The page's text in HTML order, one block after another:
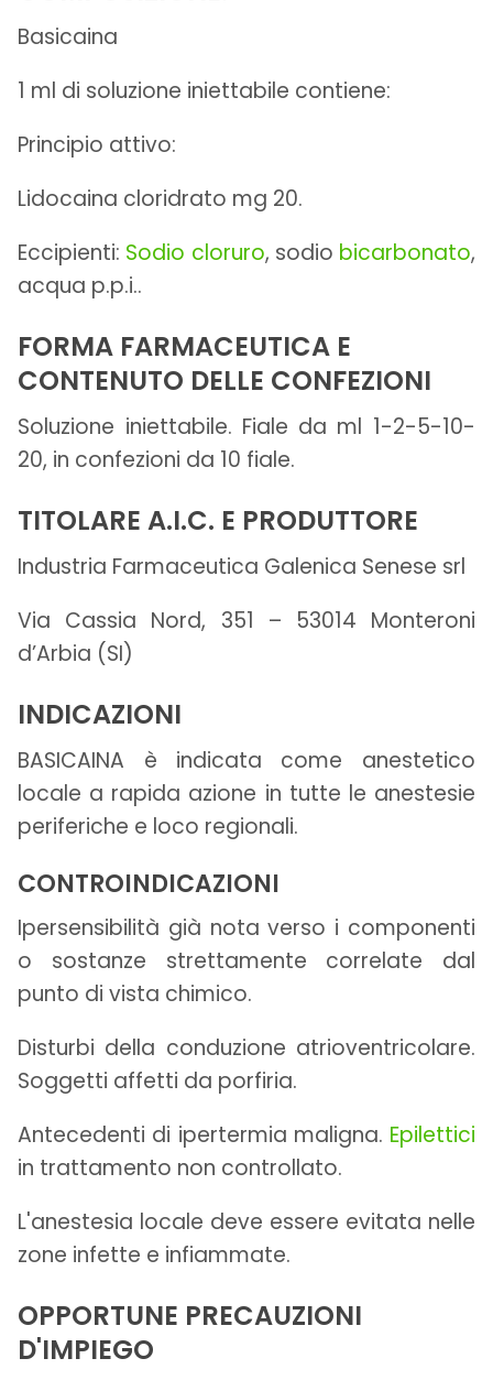
Basicaina
1 ml di soluzione iniettabile contiene:
Principio attivo:
Lidocaina cloridrato mg 20.
Eccipienti: Sodio cloruro, sodio bicarbonato,
acqua p.p.i..
FORMA FARMACEUTICA E
CONTENUTO DELLE CONFEZIONI
Soluzione iniettabile. Fiale da ml 1-2-5-10-
20, in confezioni da 10 fiale.
TITOLARE A.I.C. E PRODUTTORE
Industria Farmaceutica Galenica Senese srl
Via Cassia Nord, 351 – 53014 Monteroni
d’Arbia (SI)
INDICAZIONI
BASICAINA è indicata come anestetico
locale a rapida azione in tutte le anestesie
periferiche e loco regionali.
CONTROINDICAZIONI
Ipersensibilità già nota verso i componenti
o sostanze strettamente correlate dal
punto di vista chimico.
Disturbi della conduzione atrioventricolare.
Soggetti affetti da porfiria.
Antecedenti di ipertermia maligna. Epilettici
in trattamento non controllato.
L'anestesia locale deve essere evitata nelle
zone infette e infiammate.
OPPORTUNE PRECAUZIONI
D'IMPIEGO